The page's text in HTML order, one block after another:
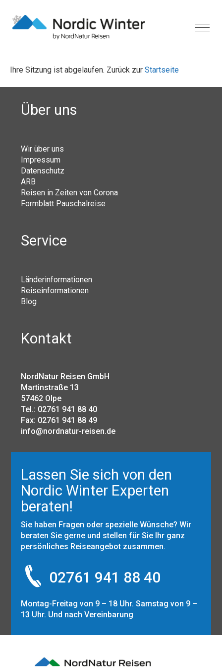
Ihre Sitzung ist abgelaufen. Zurück zur Startseite
Über uns
Wir über uns
Impressum
Datenschutz
ARB
Reisen in Zeiten von Corona
Formblatt Pauschalreise
Service
Länderinformationen
Reiseinformationen
Blog
Kontakt
NordNatur Reisen GmbH
Martinstraße 13
57462 Olpe
Tel.: 02761 941 88 40
Fax: 02761 941 88 49
info@nordnatur-reisen.de
Lassen Sie sich von den
Nordic Winter Experten
beraten!
Sie haben Fragen oder spezielle Wünsche? Wir
beraten Sie gerne und stellen für Sie Ihr ganz
persönliches Reiseangebot zusammen.
02761 941 88 40
Montag-Freitag von 9 – 18 Uhr. Samstag von 9 –
13 Uhr. Und nach Vereinbarung